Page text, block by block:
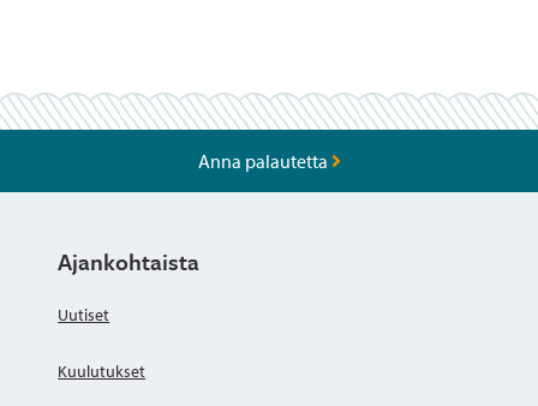
Anna palautetta
Ajankohtaista
Uutiset
Kuulutukset